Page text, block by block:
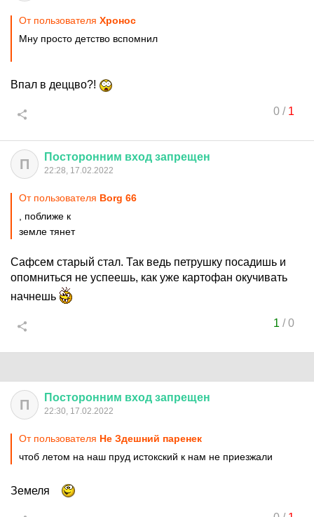
От пользователя Хронос
Мну просто детство вспомнил
Впал в деццво?!
0/ 1
П Посторонним вход запрещен
22:28, 17.02.2022
От пользователя Borg 66
, поближе к
земле тянет
Сафсем старый стал. Так ведь петрушку посадишь и
опомниться не успеешь, как уже картофан окучивать
начнешь
1 /0
П Посторонним вход запрещен
22:30, 17.02.2022
От пользователя Не Здешний паренек
чтоб летом на наш пруд истокский к нам не приезжали
Земеля